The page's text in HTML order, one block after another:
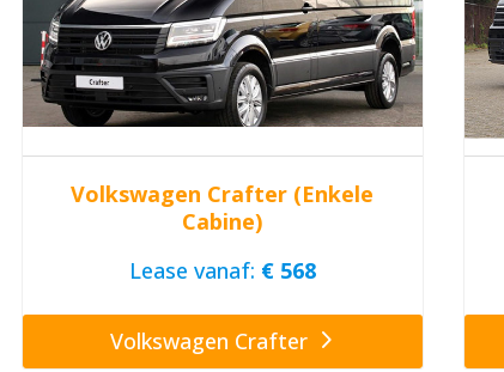
Volkswagen Crafter (Enkele
Cabine)
Lease vanaf: € 568
Volkswagen Crafter